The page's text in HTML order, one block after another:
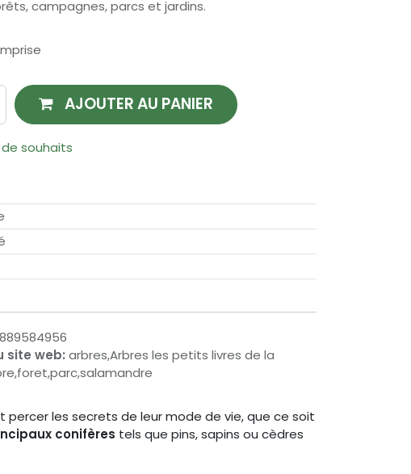
campagnes, parcs et jardins.
AJOUTER AU PANIER
souhaits
site web: arbres,Arbres les petits livres de la
les secrets de leur mode de vie, que ce soit
conifères tels que pins, sapins ou cèdres